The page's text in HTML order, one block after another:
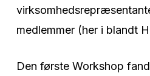
medlemmer (her i blandt
Den første Workshop